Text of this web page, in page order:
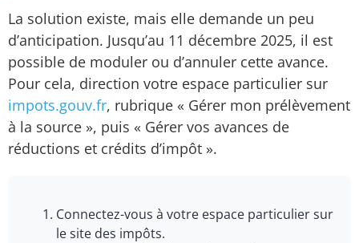
La solution existe, mais elle demande un peu
d’anticipation. Jusqu’au 11 décembre 2025, il est
possible de moduler ou d’annuler cette avance.
Pour cela, direction votre espace particulier sur
impots.gouv.fr, rubrique « Gérer mon prélèvement
à la source », puis « Gérer vos avances de
réductions et crédits d’impôt ».
Connectez-vous à votre espace particulier sur
le site des impôts.